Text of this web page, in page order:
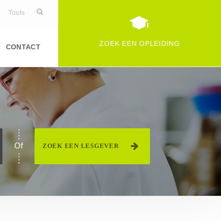
Tools
CONTACT ZOEK EEN OPLEIDING
Of ZOEK EEN LESGEVER
Informatica
Logistiek
specialiteit van voedingfederatie(s)
Persoonlijke vaardigheden
Commerciële en financiële
vaardigheden